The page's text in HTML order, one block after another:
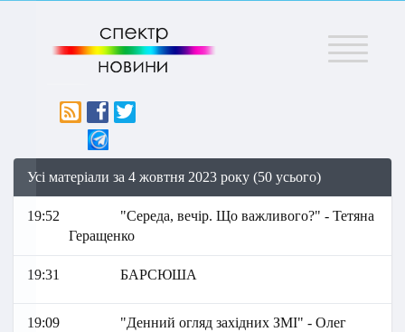
Меню
Усі матеріали за 4 жовтня 2023 року (50 усього)
19:52
"Середа, вечір. Що важливого?" - Тетяна
Геращенко
19:31 БАРСЮША
19:09
"Денний огляд західних ЗМІ" - Олег